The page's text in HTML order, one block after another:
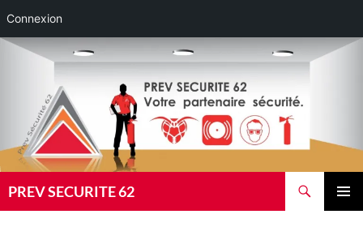
Connexion
Aller
PREV SECURITE 62